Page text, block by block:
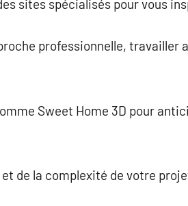
sites spécialisés pour vous
professionnelle, travailler
Sweet Home 3D pour
de la complexité de votre